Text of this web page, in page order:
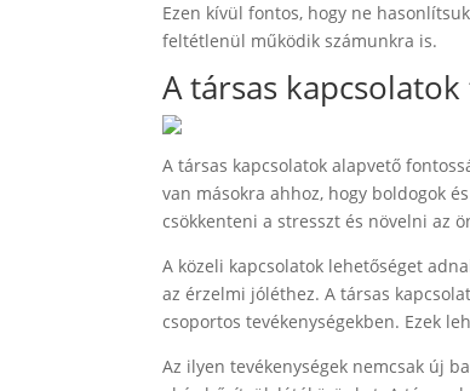
Ezen kívül fontos, hogy ne
feltétlenül működik számunkra is.
A társas
A társas kapcsolatok alapvető
van másokra ahhoz, hogy boldogok
csökkenteni a stresszt és növelni az
A közeli kapcsolatok lehetőséget
az érzelmi jóléthez. A társas
csoportos tevékenységekben. Ezek
Az ilyen tevékenységek nemcsak új